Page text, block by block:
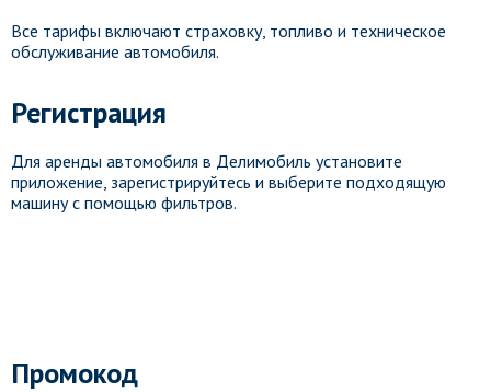
Все тарифы включают страховку, топливо и техническое
обслуживание автомобиля.
Регистрация
Для аренды автомобиля в Делимобиль установите
приложение, зарегистрируйтесь и выберите подходящую
машину с помощью фильтров.
Промокод